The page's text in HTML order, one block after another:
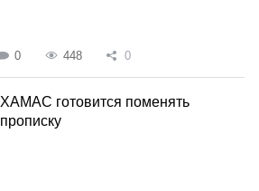
0 448 0
ХАМАС готовится поменять
прописку